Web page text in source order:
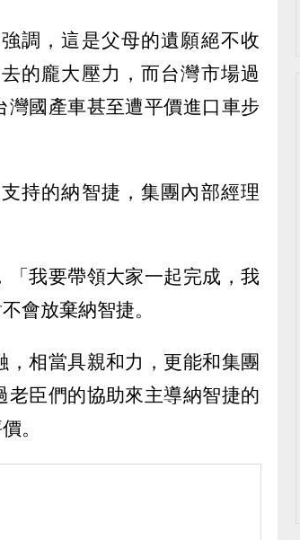
調，這是父母的遺願絕不收
的龐大壓力，而台灣市場過
國產車甚至遭平價進口車步
持的納智捷，集團內部經理
「我要帶領大家一起完成，我
會放棄納智捷。
相當具親和力，更能和集團
臣們的協助來主導納智捷的
。